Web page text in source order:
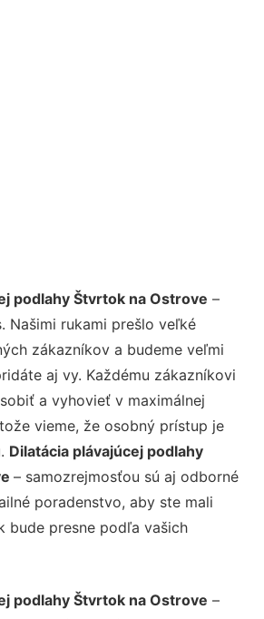
podlahy Štvrtok na Ostrove –
Našimi rukami prešlo veľké
zákazníkov a budeme veľmi
aj vy. Každému zákazníkovi
a vyhovieť v maximálnej
vieme, že osobný prístup je
Dilatácia plávajúcej podlahy
– samozrejmosťou sú aj odborné
poradenstvo, aby ste mali
bude presne podľa vašich
podlahy Štvrtok na Ostrove –